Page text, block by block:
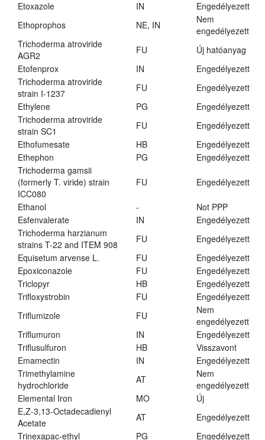
Etoxazole
IN
Engedélyezett
Ethoprophos
NE, IN
Nem
engedélyezett
Trichoderma atroviride
AGR2
FU
Új hatóanyag
Etofenprox
IN
Engedélyezett
Trichoderma atroviride
strain I-1237
FU
Engedélyezett
Ethylene
PG
Engedélyezett
Trichoderma atroviride
strain SC1
FU
Engedélyezett
Ethofumesate
HB
Engedélyezett
Ethephon
PG
Engedélyezett
Trichoderma gamsii
(formerly T. viride) strain
ICC080
FU Engedélyezett
Ethanol -
Not PPP
Esfenvalerate
IN
Engedélyezett
Trichoderma harzianum
strains T-22 and ITEM 908
FU
Engedélyezett
Equisetum arvense L.
FU
Engedélyezett
Epoxiconazole
FU
Engedélyezett
Triclopyr
HB
Engedélyezett
Trifloxystrobin
FU
Engedélyezett
Triflumizole
FU
Nem
engedélyezett
Triflumuron
IN
Engedélyezett
Triflusulfuron
HB
Visszavont
Emamectin
IN
Engedélyezett
Trimethylamine
hydrochloride
AT
Nem
engedélyezett
Elemental Iron
MO
Új
E,Z-3,13-Octadecadienyl
Acetate
AT
Engedélyezett
Trinexapac-ethyl
PG
Engedélyezett